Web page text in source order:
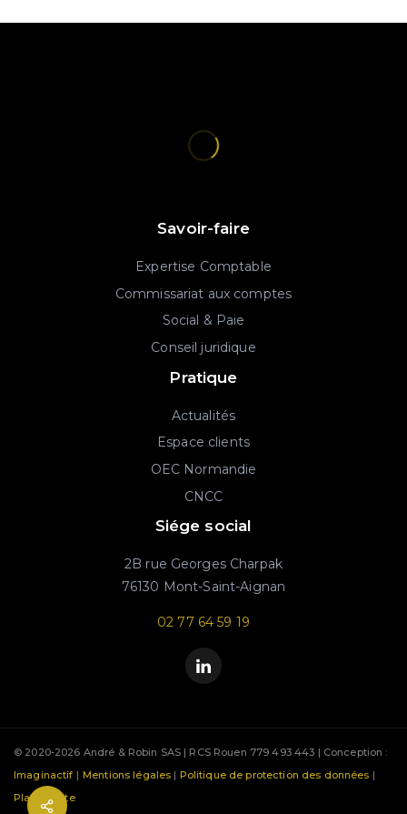
Savoir-faire
Expertise Comptable
Commissariat aux comptes
Social & Paie
Conseil juridique
Pratique
Actualités
Espace clients
OEC Normandie
CNCC
Siége social
2B rue Georges Charpak
76130 Mont-Saint-Aignan
02 77 64 59 19
© 2020-2026 André & Robin SAS | RCS Rouen 779 493 443 | Conception :
Imaginactif | Mentions légales | Politique de protection des données |
Plan du site